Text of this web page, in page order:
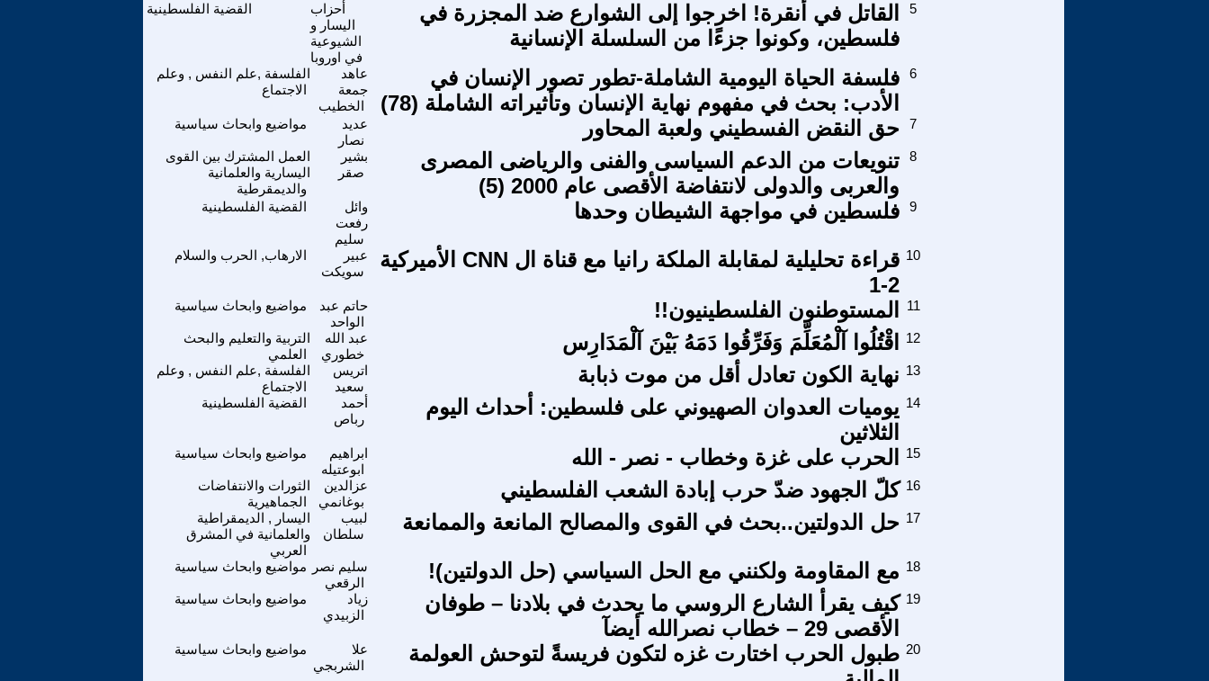
القضية الفلسطينية
أحزاب
اليسار و
الشيوعية
في اوروبا
القاتل في أنقرة! اخرجوا إلى الشوارع ضد المجزرة في
فلسطين، وكونوا جزءًا من السلسلة الإنسانية
5
الفلسفة ,علم النفس , وعلم
الاجتماع
عاهد
جمعة
الخطيب
فلسفة الحياة اليومية الشاملة-تطور تصور الإنسان في
الأدب: بحث في مفهوم نهاية الإنسان وتأثيراته الشاملة (78)
6
مواضيع وابحاث سياسية
عديد
نصار
حق النقض الفسطيني ولعبة المحاور 7
العمل المشترك بين القوى
اليسارية والعلمانية
والديمقرطية
بشير
صقر
تنويعات من الدعم السياسى والفنى والرياضى المصرى
والعربى والدولى لانتفاضة الأقصى عام 2000 (5)
8
القضية الفلسطينية
وائل
رفعت
سليم
فلسطين في مواجهة الشيطان وحدها 9
الارهاب, الحرب والسلام
عبير
سويكت
قراءة تحليلية لمقابلة الملكة رانيا مع قناة ال CNN الأميركية
2-1
10
مواضيع وابحاث سياسية
حاتم عبد
الواحد
المستوطنون الفلسطينيون!! 11
التربية والتعليم والبحث
العلمي
عبد الله
خطوري
اقْتُلُوا آلْمُعَلِّمَ وَفَرِّقُوا دَمَهُ بَيْنَ آلْمَدَارِس 12
الفلسفة ,علم النفس , وعلم
الاجتماع
اتريس
سعيد
نهاية الكون تعادل أقل من موت ذبابة 13
القضية الفلسطينية
أحمد
رباص
يوميات العدوان الصهيوني على فلسطين: أحداث اليوم
الثلاثين
14
مواضيع وابحاث سياسية
ابراهيم
ابوعتيله
الحرب على غزة وخطاب - نصر - الله 15
الثورات والانتفاضات
الجماهيرية
عزالدين
بوغانمي
كلّ الجهود ضدّ حرب إبادة الشعب الفلسطيني 16
اليسار , الديمقراطية
والعلمانية في المشرق
العربي
لبيب
سلطان
حل الدولتين..بحث في القوى والمصالح المانعة والممانعة 17
مواضيع وابحاث سياسية
سليم نصر
الرقعي
مع المقاومة ولكنني مع الحل السياسي (حل الدولتين)! 18
مواضيع وابحاث سياسية
زياد
الزبيدي
كيف يقرأ الشارع الروسي ما يحدث في بلادنا – طوفان
الأقصى 29 – خطاب نصرالله أيضآ
19
مواضيع وابحاث سياسية
علا
الشربجي
طبول الحرب اختارت غزه لتكون فريسةً لتوحش العولمة 20